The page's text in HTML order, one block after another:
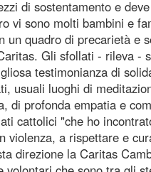
di sostentamento e
vi sono molti bambini e
un quadro di precarietà
Gli sfollati - rileva -
testimonianza di
usuali luoghi di
di profonda empatia e
cattolici "che ho
violenza, a rispettare e
direzione la Caritas